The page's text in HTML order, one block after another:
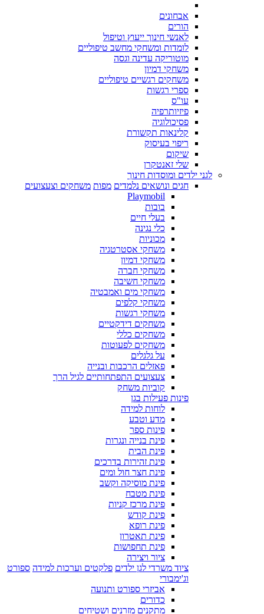
אבחונים
הורים
לאנשי חינוך ייעוץ וטיפול
לומדות ומשחקי מחשב טיפוליים
מוטוריקה עדינה וגסה
משחקי דמיון
משחקים רגשיים טיפוליים
ספרי רגשות
עו"ס
פיזיותרפיה
פסיכולוגיה
קלינאות תקשורת
ריפוי בעיסוק
שיקום
שלי זאנטקרן
לגני ילדים ומוסדות חינוך
חגים ונושאים נלמדים מפות משחקים וצעצועים
Playmobil
בובות
בעלי חיים
כלי נגינה
מכוניות
משחקי אסטרטגיה
משחקי דמיון
משחקי חברה
משחקי חשיבה
משחקי מים ואמבטיה
משחקי קלפים
משחקי רגשות
משחקים דידקטיים
משחקים כללי
משחקים לפעוטות
על גלגלים
פאזלים הרכבות ובנייה
צעצועים התפתחותיים לגיל הרך
קוביות משחק
פינות פעילות בגן
לוחות למידה
מדע וטבע
פינות ספר
פינת בנייה ונגרות
פינת הבית
פינת זהירות בדרכים
פינת חצר חול ומים
פינת מוסיקה וקשב
פינת מטבח
פינת מרכז קניות
פינת קודש
פינת רופא
פינת תאטרון
פינת תחפושות
ציור ויצירה
ציוד משרדי לגן ילדים פלקטים וערכות למידה ספורט
וג'ימבורי
אביזרי ספורט ותנועה
כדורים
מתקנים מזרנים ושטיחים